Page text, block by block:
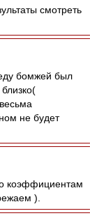
смотреть
бомжей был
не будет
коэффициентам
).